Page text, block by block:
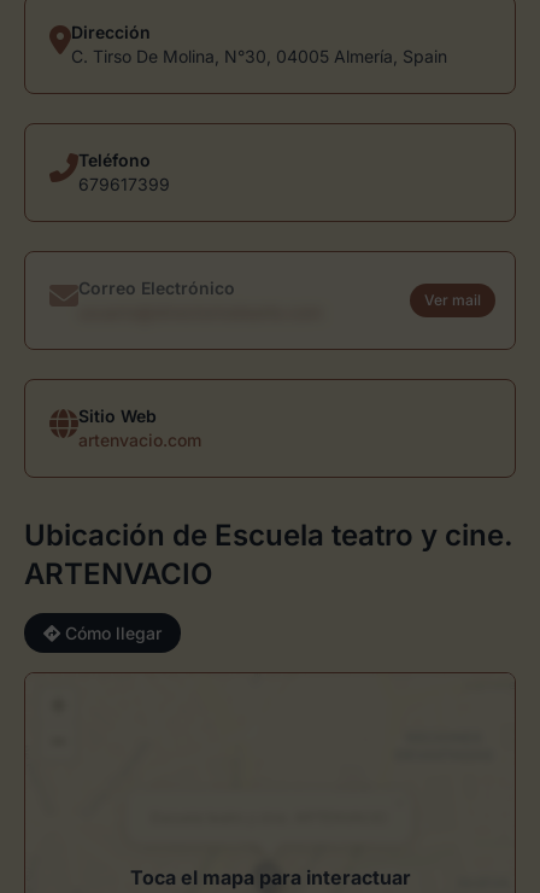
Dirección
C. Tirso De Molina, N°30, 04005 Almería, Spain
Teléfono
679617399
Correo Electrónico
Ver mail
Sitio Web
artenvacio.com
Ubicación de Escuela teatro y cine.
ARTENVACIO
Cómo llegar
Toca el mapa para interactuar